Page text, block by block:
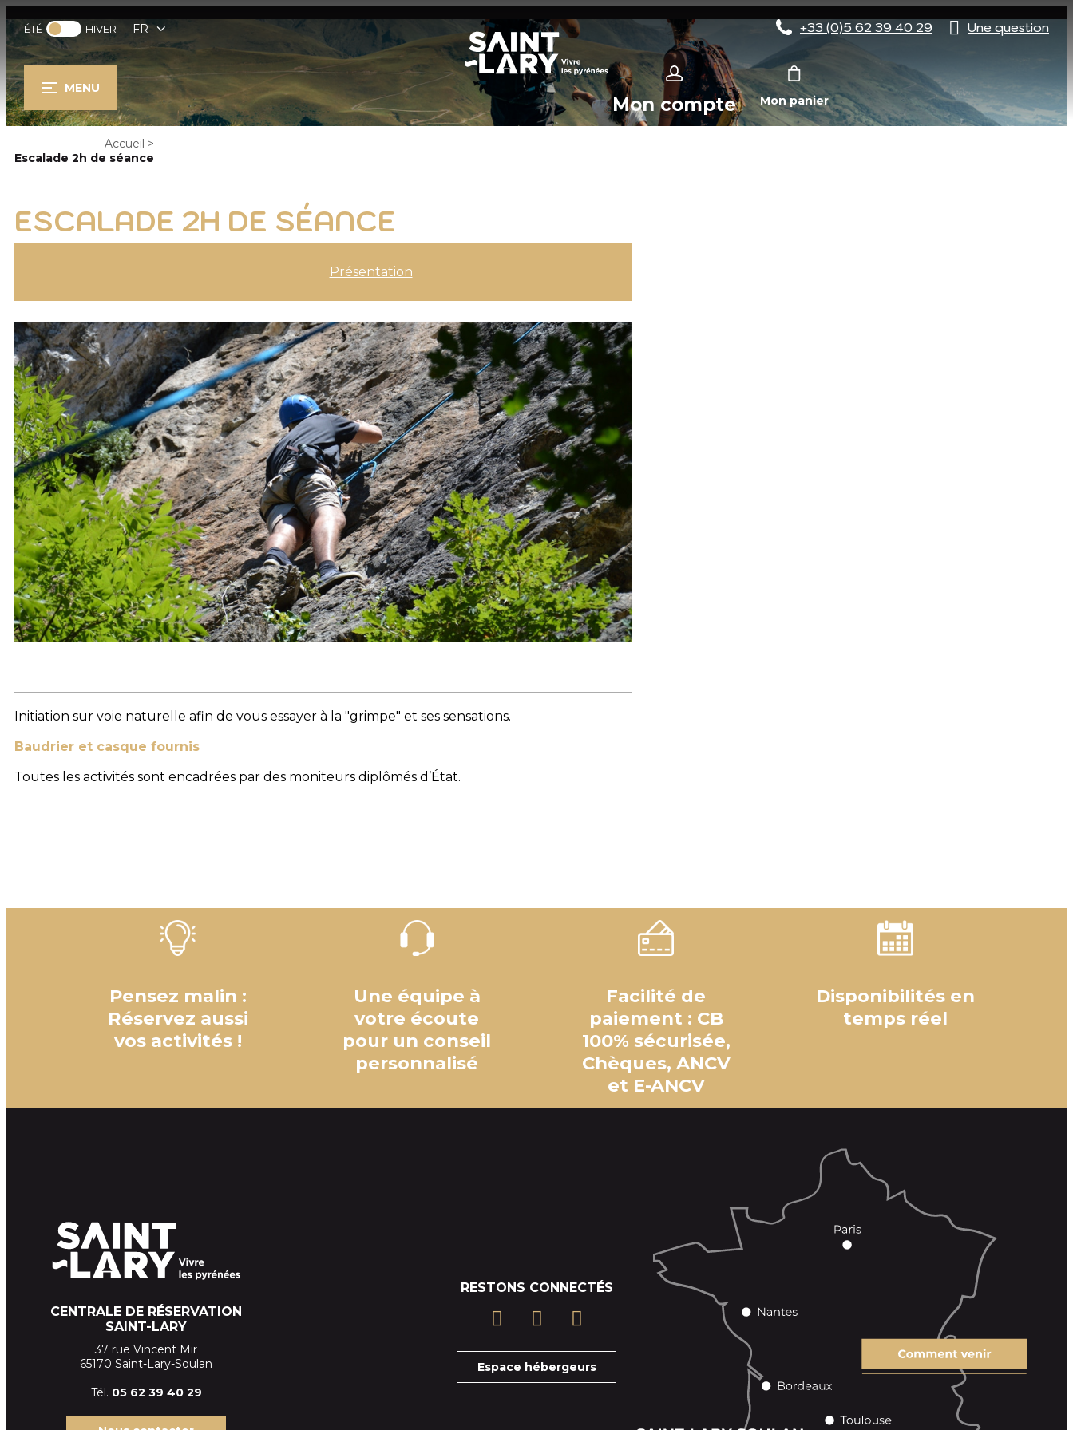
ÉTÉ HIVER FR +33 (0)5 62 39 40 29 Une question
MENU
Mon compte Mon panier
Accueil >
Escalade 2h de séance
ESCALADE 2H DE SÉANCE
Présentation
Initiation sur voie naturelle afin de vous essayer à la "grimpe" et ses sensations.
Baudrier et casque fournis
Toutes les activités sont encadrées par des moniteurs diplômés d’État.
Pensez malin :
Réservez aussi
vos activités !
Une équipe à
votre écoute
pour un conseil
personnalisé
Facilité de
paiement : CB
100% sécurisée,
Chèques, ANCV
et E-ANCV
Disponibilités en
temps réel
CENTRALE DE RÉSERVATION
SAINT-LARY
37 rue Vincent Mir
65170 Saint-Lary-Soulan
Tél. 05 62 39 40 29
RESTONS CONNECTÉS
Espace hébergeurs